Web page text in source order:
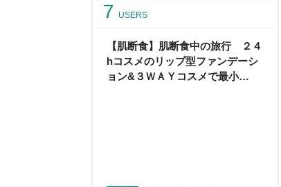
【肌断食】肌断食中の旅行 ２４
hコスメのリップ型ファンデーシ
ョン&３ＷＡＹコスメで最小
7 USERS